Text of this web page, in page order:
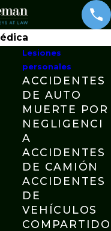
y
Lesiones
personales
ACCIDENTES
DE AUTO
MUERTE POR
NEGLIGENCI
A
ACCIDENTES
DE CAMIÓN
ACCIDENTES
DE
VEHÍCULOS
COMPARTIDO